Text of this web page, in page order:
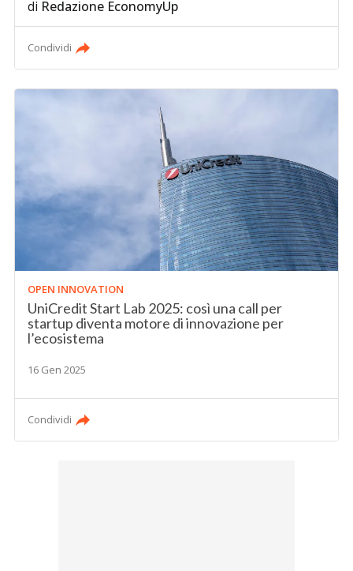
di Redazione EconomyUp
Condividi
OPEN INNOVATION
UniCredit Start Lab 2025: così una call per
startup diventa motore di innovazione per
l’ecosistema
16 Gen 2025
Condividi